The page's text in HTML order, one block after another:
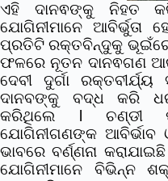
ଏହି ଦାନଵଙ୍କୁ ନିହତ
ଯୋଗିନୀମାନେ ଆବିର୍ଭୁତା
ପ୍ରତିଟି ରକ୍ତବିନ୍ଦୁକୁ ଭୂଇଁରେ
ଫଳରେ ନୂତନ ଦାନଵଗଣ
ଦେବୀ ଦୁର୍ଗା
ଦାନବଙ୍କୁ ବଦ୍ଧ କରି
କରିଥିଲେ l ଚଣ୍ଡୀ
ଯୋଗିନୀଗଣଙ୍କ
ଭାବରେ ବର୍ଣ୍ଣନା
ଯୋଗିନୀମାନେ ବିଭିନ୍ନ